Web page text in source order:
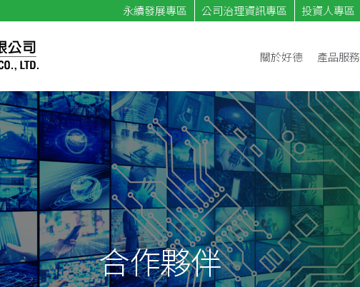
永續發展專區 公司治理資訊專區 投資人專區
關於好德 產品服務
合作夥伴